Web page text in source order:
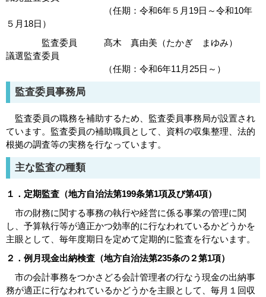
（任期：令和6年５月19日～令和10年
５月18日）
監査委員 髙木 真由美（たかぎ まゆみ）
議選監査委員
（任期：令和6年11月25日～）
監査委員事務局
監査委員の職務を補助するため、監査委員事務局が設置され
ています。監査委員の補助職員として、資料の収集整理、法的
根拠の調査等の実務を行なっています。
主な監査の種類
１．定期監査（地方自治法第199条第1項及び第4項）
市の財務に関する事務の執行や経営に係る事業の管理に関
し、予算執行等が適正かつ効率的に行なわれているかどうかを
主眼として、毎年度期日を定めて定期的に監査を行ないます。
２．例月現金出納検査（地方自治法第235条の２第1項）
市の会計事務をつかさどる会計管理者の行なう現金の出納事
務が適正に行なわれているかどうかを主眼として、毎月１回収